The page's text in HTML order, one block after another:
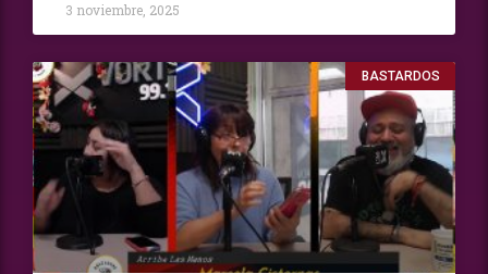
3 noviembre, 2025
BASTARDOS